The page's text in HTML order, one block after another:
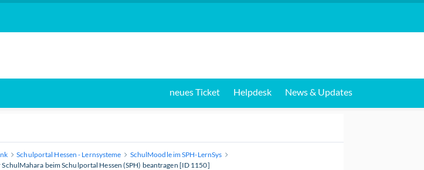
neues Ticket Helpdesk News & Updates
Schulportal Hessen - Lernsysteme
SchulMoodle im SPH-LernSys
beim Schulportal Hessen (SPH) beantragen [ID 1150]